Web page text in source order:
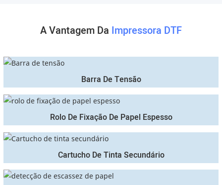
A Vantagem Da Impressora DTF
Barra De Tensão
Rolo De Fixação De Papel Espesso
Cartucho De Tinta Secundário